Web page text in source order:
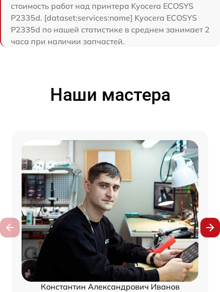
стоимость работ над принтера Kyocera ECOSYS
P2335d. [dataset:services:name] Kyocera ECOSYS
P2335d по нашей статистике в среднем занимает 2
часа при наличии запчастей.
Наши мастера
Константин Александрович Иванов